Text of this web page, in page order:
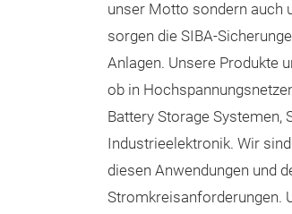
unser Motto sondern auch
sorgen die SIBA-
Anlagen. Unsere Produkte
ob in
Battery Storage Systemen,
Industrieelektronik. Wir
diesen Anwendungen und
Stromkreisanforderungen.